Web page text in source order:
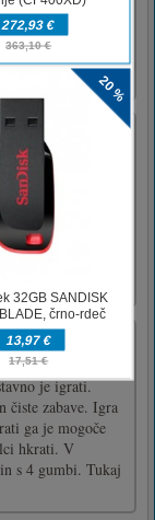
is booming,
is perilous. An
robots is trying
ouch! It is so
help me to
the best
features: ♥
of Free
gifts. Downloa
kul
je igrati.
čiste zabave. Igra
ga je mogoče
hkrati. V
s 4 gumbi. Tukaj